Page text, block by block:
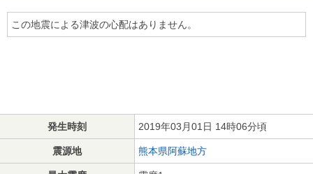
この地震による津波の心配はありません。
発生時刻 2019年03月01日 14時06分頃
震源地 熊本県阿蘇地方